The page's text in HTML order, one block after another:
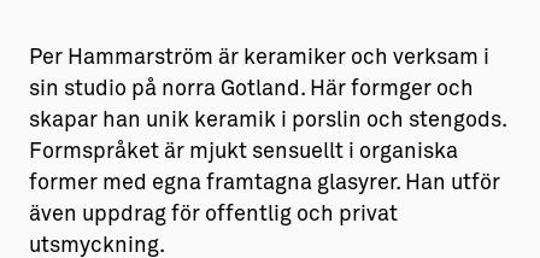
Per Hammarström är keramiker och verksam i
sin studio på norra Gotland. Här formger och
skapar han unik keramik i porslin och stengods.
Formspråket är mjukt sensuellt i organiska
former med egna framtagna glasyrer. Han utför
även uppdrag för offentlig och privat
utsmyckning.